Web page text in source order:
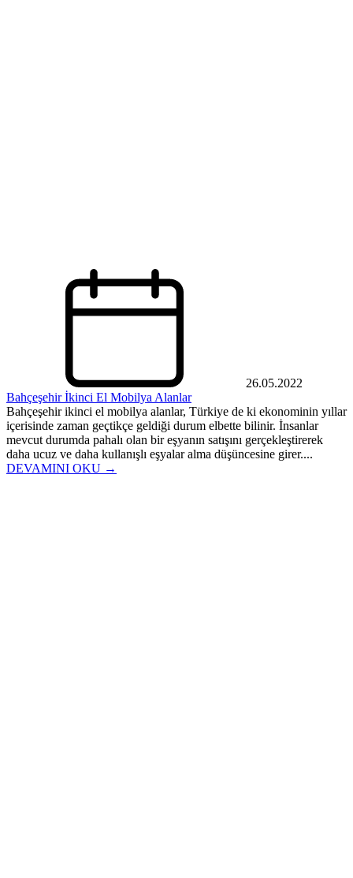
26.05.2022
Bahçeşehir İkinci El Mobilya Alanlar
Bahçeşehir ikinci el mobilya alanlar, Türkiye de ki ekonominin yıllar
içerisinde zaman geçtikçe geldiği durum elbette bilinir. İnsanlar
mevcut durumda pahalı olan bir eşyanın satışını gerçekleştirerek
daha ucuz ve daha kullanışlı eşyalar alma düşüncesine girer....
DEVAMINI OKU →